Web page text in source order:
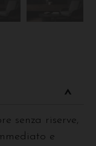
senza riserve,
e